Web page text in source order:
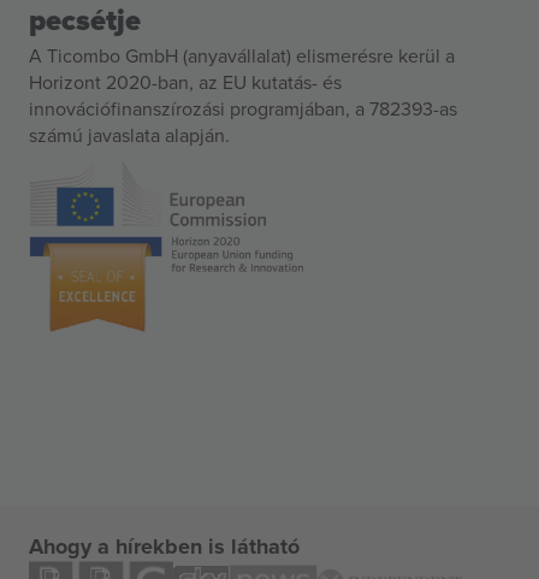
pecsétje
A Ticombo GmbH (anyavállalat) elismerésre kerül a
Horizont 2020-ban, az EU kutatás- és
innovációfinanszírozási programjában, a 782393-as
számú javaslata alapján.
Ahogy a hírekben is látható